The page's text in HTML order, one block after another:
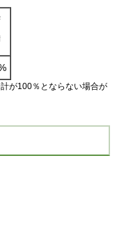
が100％とならない場合が